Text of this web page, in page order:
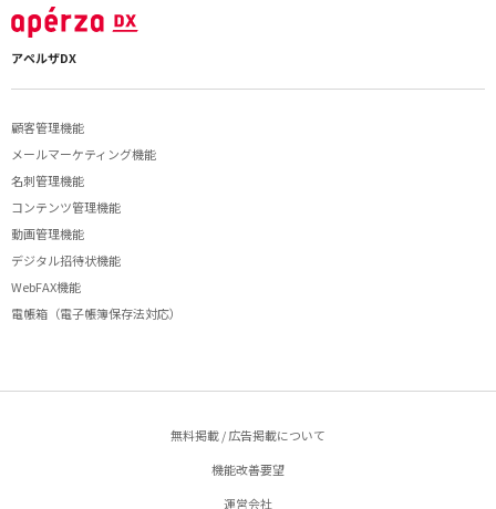
アペルザDX
顧客管理機能
メールマーケティング機能
名刺管理機能
コンテンツ管理機能
動画管理機能
デジタル招待状機能
WebFAX機能
電帳箱（電子帳簿保存法対応）
無料掲載 / 広告掲載について
機能改善要望
運営会社